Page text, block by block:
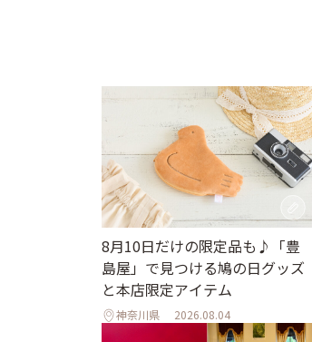
8月10日だけの限定品も♪「豊
島屋」で見つける鳩の日グッズ
と本店限定アイテム
神奈川県 2026.08.04